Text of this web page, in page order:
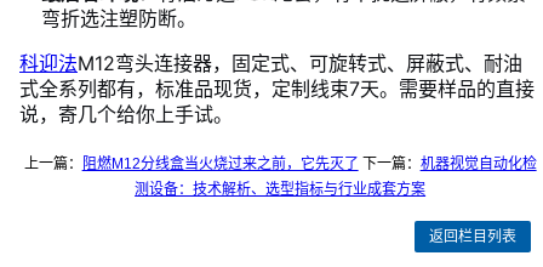
弯折选注塑防断。
科迎法M12弯头连接器，固定式、可旋转式、屏蔽式、耐油
式全系列都有，标准品现货，定制线束7天。需要样品的直接
说，寄几个给你上手试。
上一篇： 阻燃M12分线盒当火烧过来之前，它先灭了 下一篇： 机器视觉自动化检
测设备：技术解析、选型指标与行业成套方案
返回栏目列表